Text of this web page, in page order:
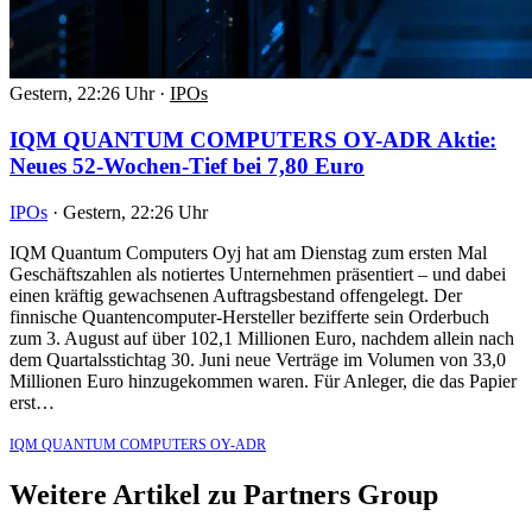
Gestern, 22:26 Uhr · IPOs
IQM QUANTUM COMPUTERS OY-ADR Aktie:
Neues 52-Wochen-Tief bei 7,80 Euro
IPOs · Gestern, 22:26 Uhr
IQM Quantum Computers Oyj hat am Dienstag zum ersten Mal
Geschäftszahlen als notiertes Unternehmen präsentiert – und dabei
einen kräftig gewachsenen Auftragsbestand offengelegt. Der
finnische Quantencomputer-Hersteller bezifferte sein Orderbuch
zum 3. August auf über 102,1 Millionen Euro, nachdem allein nach
dem Quartalsstichtag 30. Juni neue Verträge im Volumen von 33,0
Millionen Euro hinzugekommen waren. Für Anleger, die das Papier
erst…
IQM QUANTUM COMPUTERS OY-ADR
Weitere Artikel zu Partners Group